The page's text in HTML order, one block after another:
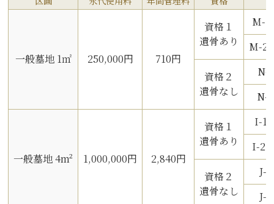
一般墓地 1㎡ 250,000円 710円
資格１
遺骨あり
M-1
M-2
資格２
遺骨なし
N-
N-
一般墓地 4m² 1,000,000円 2,840円
資格１
遺骨あり
I-1
I-2
資格２
遺骨なし
J-
J-